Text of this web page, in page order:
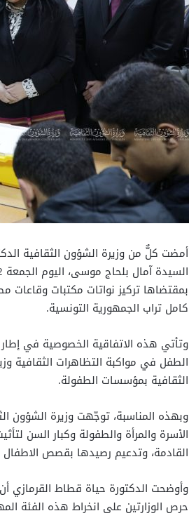
أمضت كلٌّ من وزيرة الشؤون الثقافية
كامل تراب الجمهورية التونسية.
وتأتي هذه الاتفاقية الخصوصية في
الطفل في مواكبة التظاهرات الثقافية
الثقافية بمؤسسات الطفولة.
وبهذه المناسبة، توجّهت وزيرة الشؤون
الأسرة والمرأة والطفولة وكبار السن
القادمة، وتدعيم رصيدها بقصص
وأوضحت الدكتورة حياة قطاط القرمازي
حرص الوزارتين على انخراط هذه الفئة